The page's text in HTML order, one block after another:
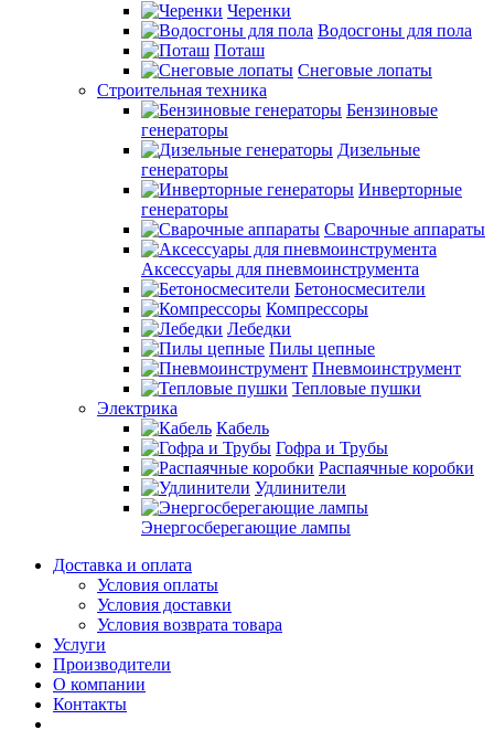
Черенки
Водосгоны для пола
Поташ
Снеговые лопаты
Строительная техника
Бензиновые
генераторы
Дизельные
генераторы
Инверторные
генераторы
Сварочные аппараты
Аксессуары для пневмоинструмента
Бетоносмесители
Компрессоры
Лебедки
Пилы цепные
Пневмоинструмент
Тепловые пушки
Электрика
Кабель
Гофра и Трубы
Распаячные коробки
Удлинители
Энергосберегающие лампы
Доставка и оплата
Условия оплаты
Условия доставки
Условия возврата товара
Услуги
Производители
О компании
Контакты